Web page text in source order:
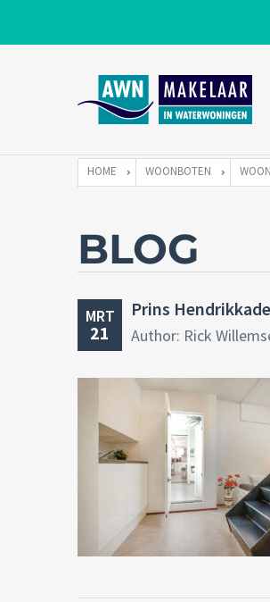
HOME WOONBOTEN
BLOG
MRT
21
Prins
Author: Rick